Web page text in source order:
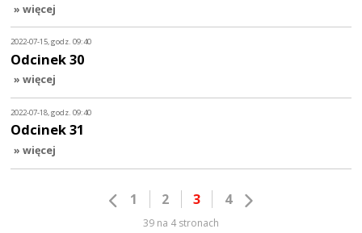
» więcej
2022-07-15, godz. 09:40
Odcinek 30
» więcej
2022-07-18, godz. 09:40
Odcinek 31
» więcej
1 2 3 4
39 na 4 stronach